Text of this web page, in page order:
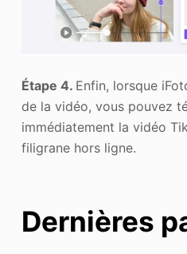
Étape 4. Enfin, lorsque
de la vidéo, vous pouvez
immédiatement la vidéo
filigrane hors ligne.
Dernières